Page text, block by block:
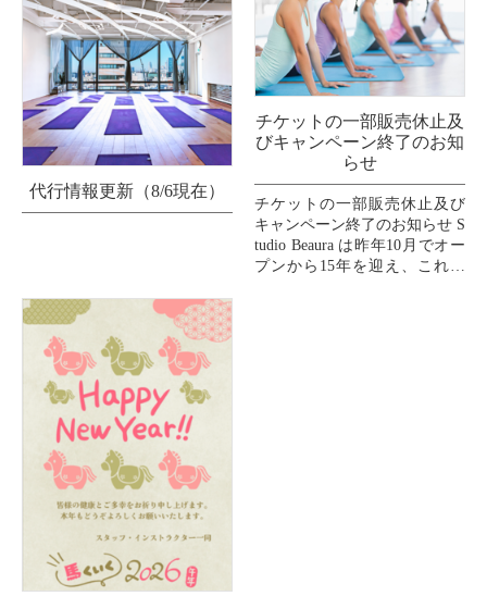
代行情報更新（8/6現在）
チケットの一部販売休止及
びキャンペーン終了のお知
らせ
チケットの一部販売休止及び
キャンペーン終了のお知らせ S
tudio Beaura は昨年10月でオー
プンから15年を迎え、これま